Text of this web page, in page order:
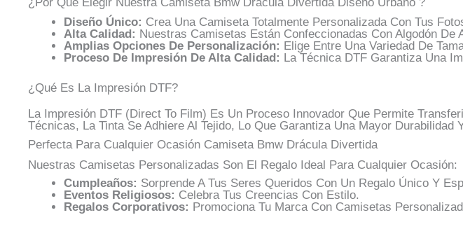
Diseño Único: Crea Una Camiseta Totalmente Personalizada Con Tus
Alta Calidad: Nuestras Camisetas Están Confeccionadas Con Algodón
Amplias Opciones De Personalización: Elige Entre Una Variedad De
Proceso De Impresión De Alta Calidad: La Técnica DTF Garantiza Una
¿Qué Es La Impresión DTF?
La Impresión DTF (Direct To Film) Es Un Proceso Innovador Que Permite
Técnicas, La Tinta Se Adhiere Al Tejido, Lo Que Garantiza Una Mayor Durabilidad
Perfecta Para Cualquier Ocasión Camiseta Bmw Drácula Divertida
Nuestras Camisetas Personalizadas Son El Regalo Ideal Para Cualquier Ocasión:
Cumpleaños: Sorprende A Tus Seres Queridos Con Un Regalo Único Y
Eventos Religiosos: Celebra Tus Creencias Con Estilo.
Regalos Corporativos: Promociona Tu Marca Con Camisetas